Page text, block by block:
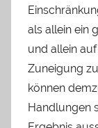
als allein ein
und allein
Zuneigung
können
Handlungen